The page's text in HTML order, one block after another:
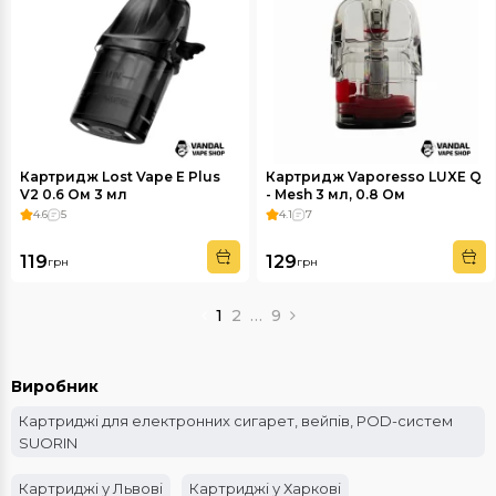
Картридж Lost Vape E Plus
V2 0.6 Ом 3 мл
4.6 5
119грн
Картридж Vaporesso LUXE Q
- Mesh 3 мл, 0.8 Ом
4.1 7
129грн
1 2 … 9
Виробник
Картриджі для електронних сигарет, вейпів, POD-систем
SUORIN
Картриджі у Львові Картриджі у Харкові